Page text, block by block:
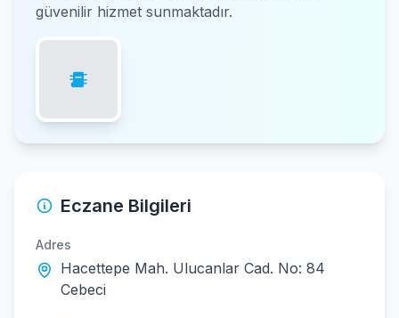
güvenilir hizmet sunmaktadır.
Eczane Bilgileri
Adres
Hacettepe Mah. Ulucanlar Cad. No: 84
Cebeci